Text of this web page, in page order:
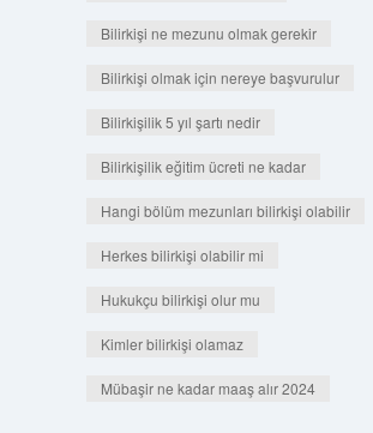
Bilirkişi ne mezunu olmak gerekir
Bilirkişi olmak için nereye başvurulur
Bilirkişilik 5 yıl şartı nedir
Bilirkişilik eğitim ücreti ne kadar
Hangi bölüm mezunları bilirkişi olabilir
Herkes bilirkişi olabilir mi
Hukukçu bilirkişi olur mu
Kimler bilirkişi olamaz
Mübaşir ne kadar maaş alır 2024